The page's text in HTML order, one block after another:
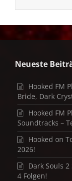
Neueste
Hooked FM
Bride, Dark
Hooked FM
Soundtracks –
Hooked on
2026!
Dark Souls
4 Folgen!